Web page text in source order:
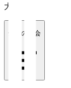
大会
全ての大会